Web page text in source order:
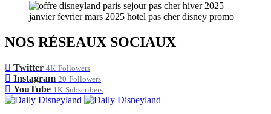
NOS RÉSEAUX SOCIAUX
Twitter 4K Followers
Instagram 20 Followers
YouTube 1K Subscribers